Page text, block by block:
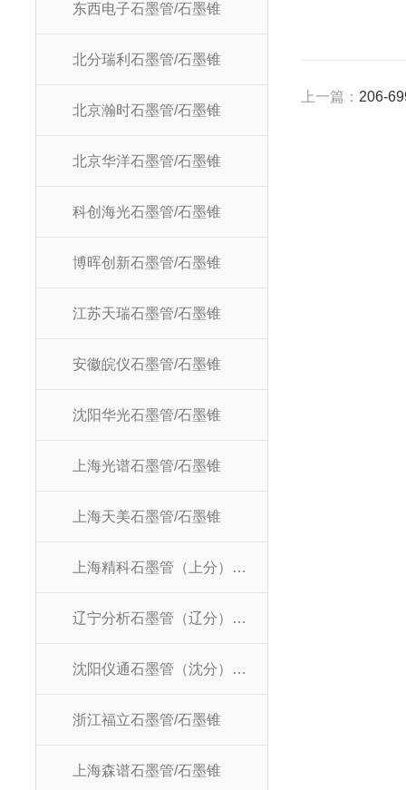
东西电子石墨管/石墨锥
北分瑞利石墨管/石墨锥
北京瀚时石墨管/石墨锥
北京华洋石墨管/石墨锥
科创海光石墨管/石墨锥
博晖创新石墨管/石墨锥
江苏天瑞石墨管/石墨锥
安徽皖仪石墨管/石墨锥
沈阳华光石墨管/石墨锥
上海光谱石墨管/石墨锥
上海天美石墨管/石墨锥
上海精科石墨管（上分）/石墨锥
辽宁分析石墨管（辽分）/石墨锥
沈阳仪通石墨管（沈分）/石墨锥
浙江福立石墨管/石墨锥
上海森谱石墨管/石墨锥
上一篇： 206-